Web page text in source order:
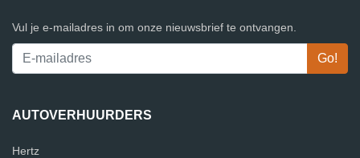
Vul je e-mailadres in om onze nieuwsbrief te ontvangen.
AUTOVERHUURDERS
Hertz